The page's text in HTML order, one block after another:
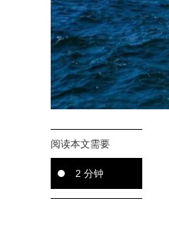
阅读本文需要
2 分钟